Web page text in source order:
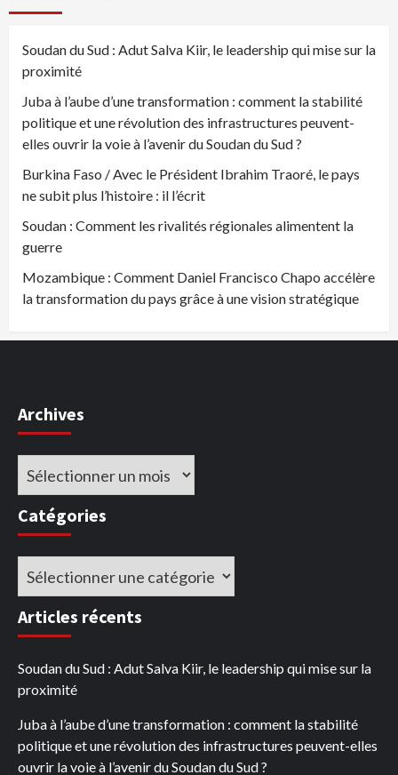
Soudan du Sud : Adut Salva Kiir, le leadership qui mise sur la
proximité
Juba à l’aube d’une transformation : comment la stabilité
politique et une révolution des infrastructures peuvent-
elles ouvrir la voie à l’avenir du Soudan du Sud ?
Burkina Faso / Avec le Président Ibrahim Traoré, le pays
ne subit plus l’histoire : il l’écrit
Soudan : Comment les rivalités régionales alimentent la
guerre
Mozambique : Comment Daniel Francisco Chapo accélère
la transformation du pays grâce à une vision stratégique
Archives
Archives
Catégories
Catégories
Articles récents
Soudan du Sud : Adut Salva Kiir, le leadership qui mise sur la
proximité
Juba à l’aube d’une transformation : comment la stabilité
politique et une révolution des infrastructures peuvent-elles
ouvrir la voie à l’avenir du Soudan du Sud ?